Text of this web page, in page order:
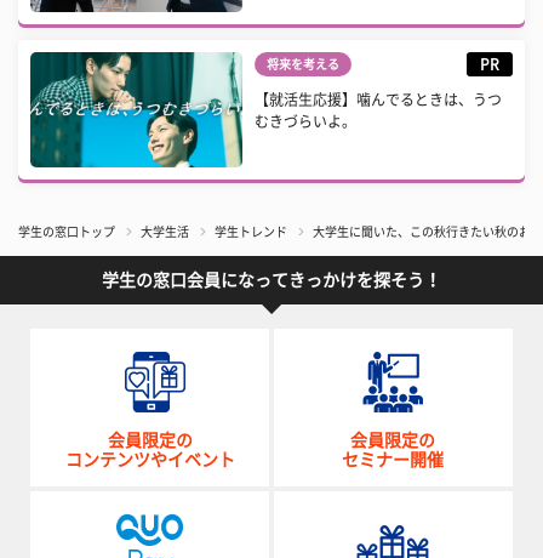
将来を考える PR
【就活生応援】噛んでるときは、うつ
むきづらいよ。
学生の窓口トップ 大学生活 学生トレンド 大学生に聞いた、この秋行きたい秋のお
学生の窓口会員になってきっかけを探そう！
会員限定の
コンテンツやイベント
会員限定の
セミナー開催